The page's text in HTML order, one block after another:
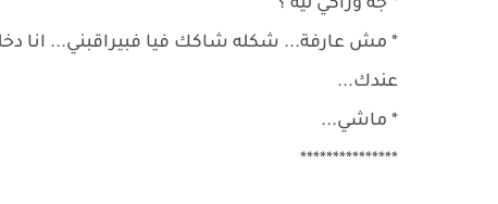
* جه وراكي ليه ؟
* مش عارفة... شكله شاكك فيا فبيراقبني...
عندك...
* ماشي...
***************